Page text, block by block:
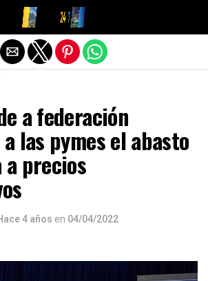
a federación
las pymes el abasto
precios
4 años en 04/04/2022
de la versión móvil